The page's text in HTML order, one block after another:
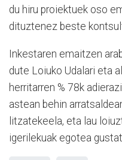
du hiru proiektuek oso
dituztenez beste
Inkestaren emaitzen
dute Loiuko Udalari eta
herritarren % 78k
astean behin
litzatekeela, eta lau
igerilekuak egotea